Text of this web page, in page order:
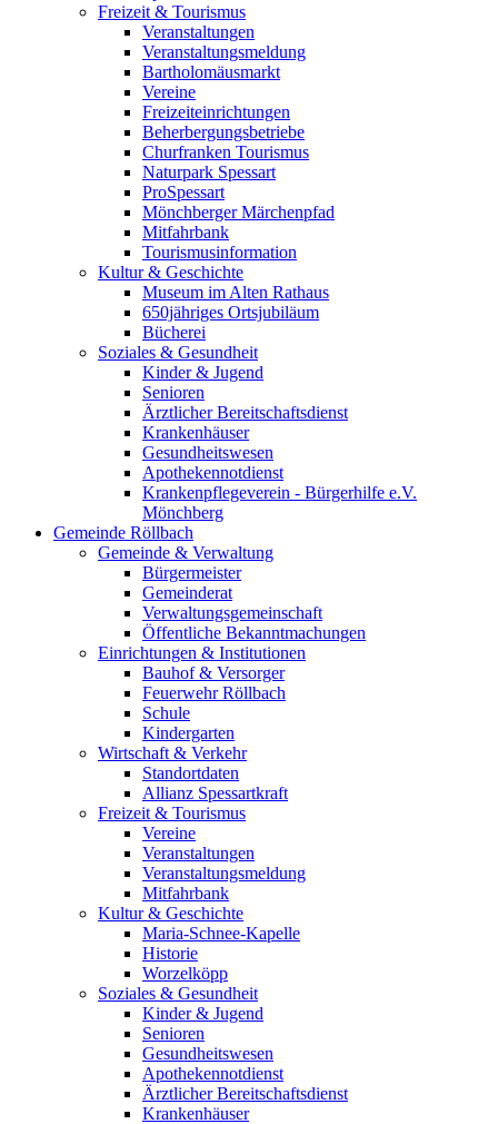
Freizeit & Tourismus
Veranstaltungen
Veranstaltungsmeldung
Bartholomäusmarkt
Vereine
Freizeiteinrichtungen
Beherbergungsbetriebe
Churfranken Tourismus
Naturpark Spessart
ProSpessart
Mönchberger Märchenpfad
Mitfahrbank
Tourismusinformation
Kultur & Geschichte
Museum im Alten Rathaus
650jähriges Ortsjubiläum
Bücherei
Soziales & Gesundheit
Kinder & Jugend
Senioren
Ärztlicher Bereitschaftsdienst
Krankenhäuser
Gesundheitswesen
Apothekennotdienst
Krankenpflegeverein - Bürgerhilfe e.V.
Mönchberg
Gemeinde Röllbach
Gemeinde & Verwaltung
Bürgermeister
Gemeinderat
Verwaltungsgemeinschaft
Öffentliche Bekanntmachungen
Einrichtungen & Institutionen
Bauhof & Versorger
Feuerwehr Röllbach
Schule
Kindergarten
Wirtschaft & Verkehr
Standortdaten
Allianz Spessartkraft
Freizeit & Tourismus
Vereine
Veranstaltungen
Veranstaltungsmeldung
Mitfahrbank
Kultur & Geschichte
Maria-Schnee-Kapelle
Historie
Worzelköpp
Soziales & Gesundheit
Kinder & Jugend
Senioren
Gesundheitswesen
Apothekennotdienst
Ärztlicher Bereitschaftsdienst
Krankenhäuser